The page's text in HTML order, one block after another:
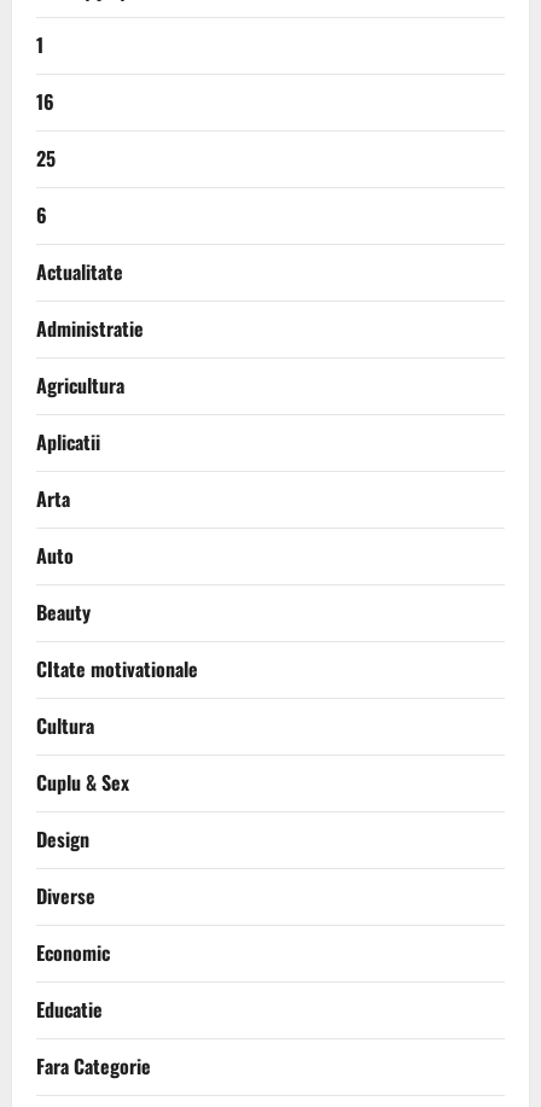
1
16
25
6
Actualitate
Administratie
Agricultura
Aplicatii
Arta
Auto
Beauty
CItate motivationale
Cultura
Cuplu & Sex
Design
Diverse
Economic
Educatie
Fara Categorie